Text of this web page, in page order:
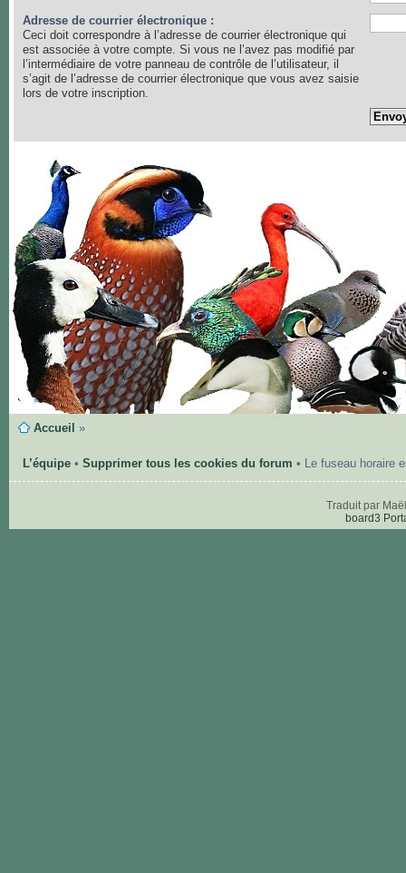
Adresse de courrier électronique :
Ceci doit correspondre à l’adresse de courrier électronique qui
est associée à votre compte. Si vous ne l’avez pas modifié par
l’intermédiaire de votre panneau de contrôle de l’utilisateur, il
s’agit de l’adresse de courrier électronique que vous avez saisie
lors de votre inscription.
Accueil »
L’équipe• Supprimer tous les cookies du forum • Le fuseau horaire
Traduit par
board3